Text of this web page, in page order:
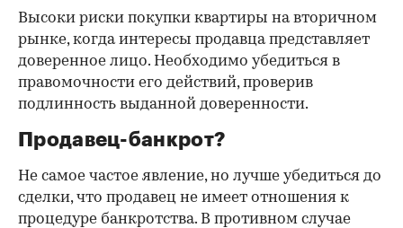
Высоки риски покупки квартиры на вторичном
рынке, когда интересы продавца представляет
доверенное лицо. Необходимо убедиться в
правомочности его действий, проверив
подлинность выданной доверенности.
Продавец-банкрот?
Не самое частое явление, но лучше убедиться до
сделки, что продавец не имеет отношения к
процедуре банкротства. В противном случае